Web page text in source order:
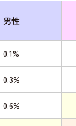
男性
0.1%
0.3%
0.6%